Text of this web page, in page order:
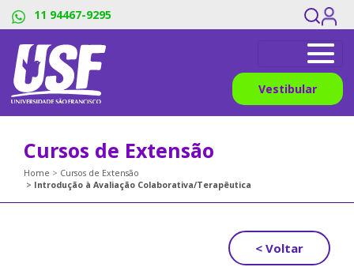
11 94467-9295
Vestibular
Cursos de Extensão
Home
Cursos de Extensão
Introdução à Avaliação Colaborativa/Terapêutica
< Voltar